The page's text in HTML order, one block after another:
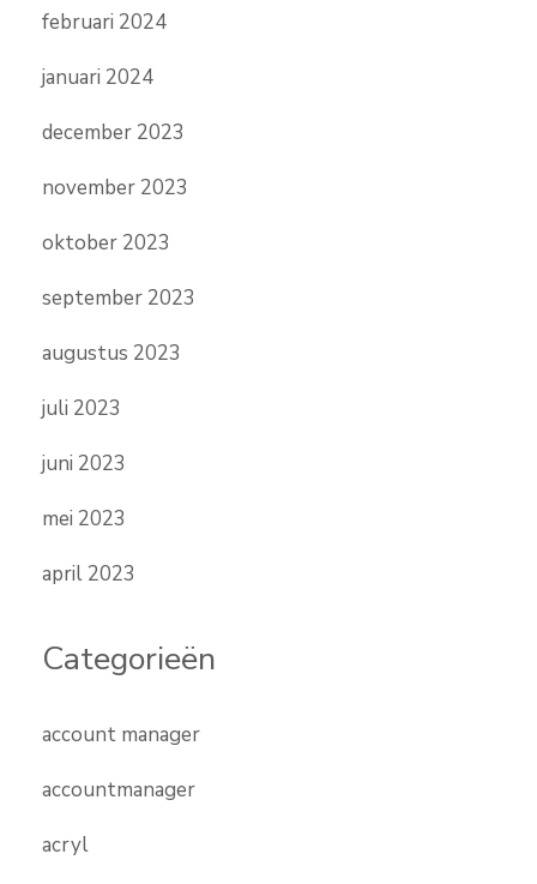
februari 2024
januari 2024
december 2023
november 2023
oktober 2023
september 2023
augustus 2023
juli 2023
juni 2023
mei 2023
april 2023
Categorieën
account manager
accountmanager
acryl